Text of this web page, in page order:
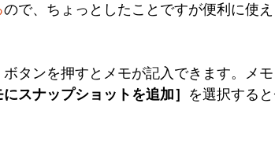
ので、ちょっとしたことですが便利に使え
ボタンを押すとメモが記入できます。メ
にスナップショットを追加］ を選択する